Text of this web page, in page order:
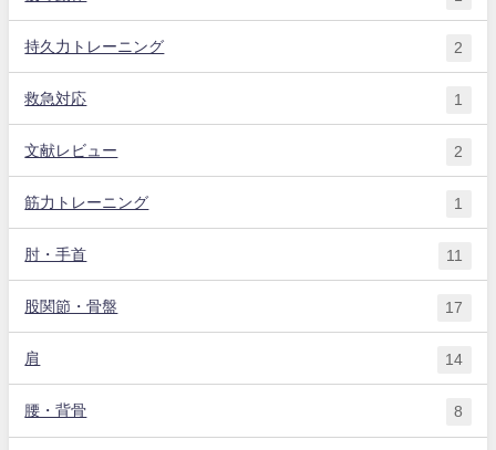
持久力トレーニング 2
救急対応 1
文献レビュー 2
筋力トレーニング 1
肘・手首 11
股関節・骨盤 17
肩 14
腰・背骨 8